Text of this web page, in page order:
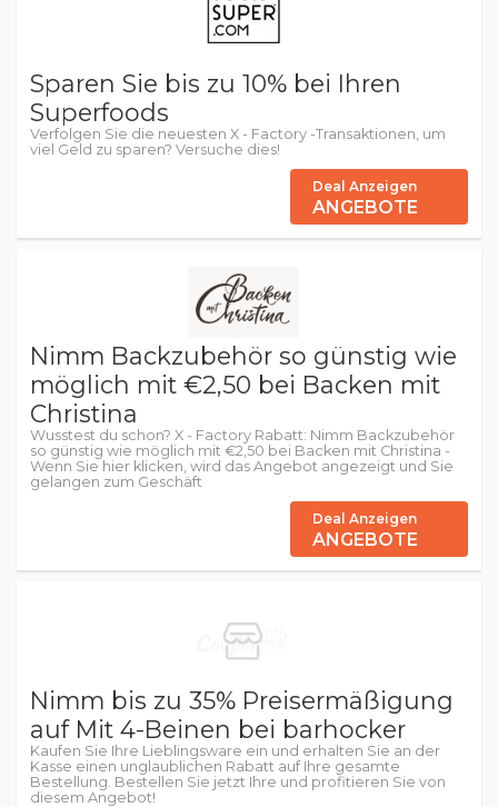
Sparen Sie bis zu 10% bei Ihren
Superfoods
Verfolgen Sie die neuesten X - Factory -Transaktionen, um
viel Geld zu sparen? Versuche dies!
Deal Anzeigen
ANGEBOTE
Nimm Backzubehör so günstig wie
möglich mit €2,50 bei Backen mit
Christina
Wusstest du schon? X - Factory Rabatt: Nimm Backzubehör
so günstig wie möglich mit €2,50 bei Backen mit Christina -
Wenn Sie hier klicken, wird das Angebot angezeigt und Sie
gelangen zum Geschäft
Deal Anzeigen
ANGEBOTE
Nimm bis zu 35% Preisermäßigung
auf Mit 4-Beinen bei barhocker
Kaufen Sie Ihre Lieblingsware ein und erhalten Sie an der
Kasse einen unglaublichen Rabatt auf Ihre gesamte
Bestellung. Bestellen Sie jetzt Ihre und profitieren Sie von
diesem Angebot!